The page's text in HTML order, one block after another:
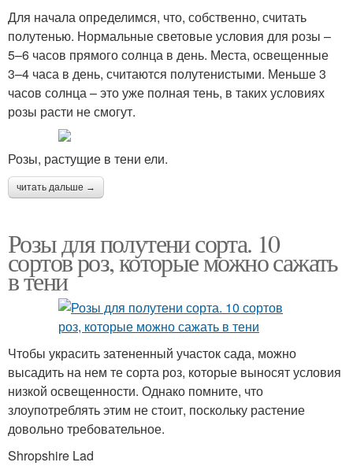
Для начала определимся, что, собственно, считать
полутенью. Нормальные световые условия для розы –
5–6 часов прямого солнца в день. Места, освещенные
3–4 часа в день, считаются полутенистыми. Меньше 3
часов солнца – это уже полная тень, в таких условиях
розы расти не смогут.
Розы, растущие в тени ели.
читать дальше →
Розы для полутени сорта. 10
сортов роз, которые можно сажать
в тени
Чтобы украсить затененный участок сада, можно
высадить на нем те сорта роз, которые выносят условия
низкой освещенности. Однако помните, что
злоупотреблять этим не стоит, поскольку растение
довольно требовательное.
Shropshire Lad